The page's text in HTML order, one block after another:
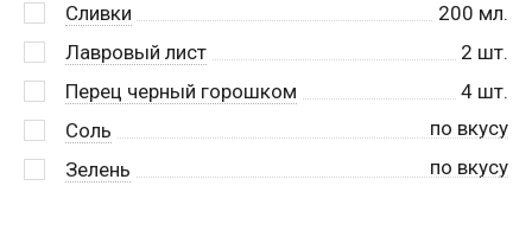
Сливки
200 мл.
Лавровый лист
2 шт.
Перец черный горошком
4 шт.
Соль
по вкусу
Зелень
по вкусу